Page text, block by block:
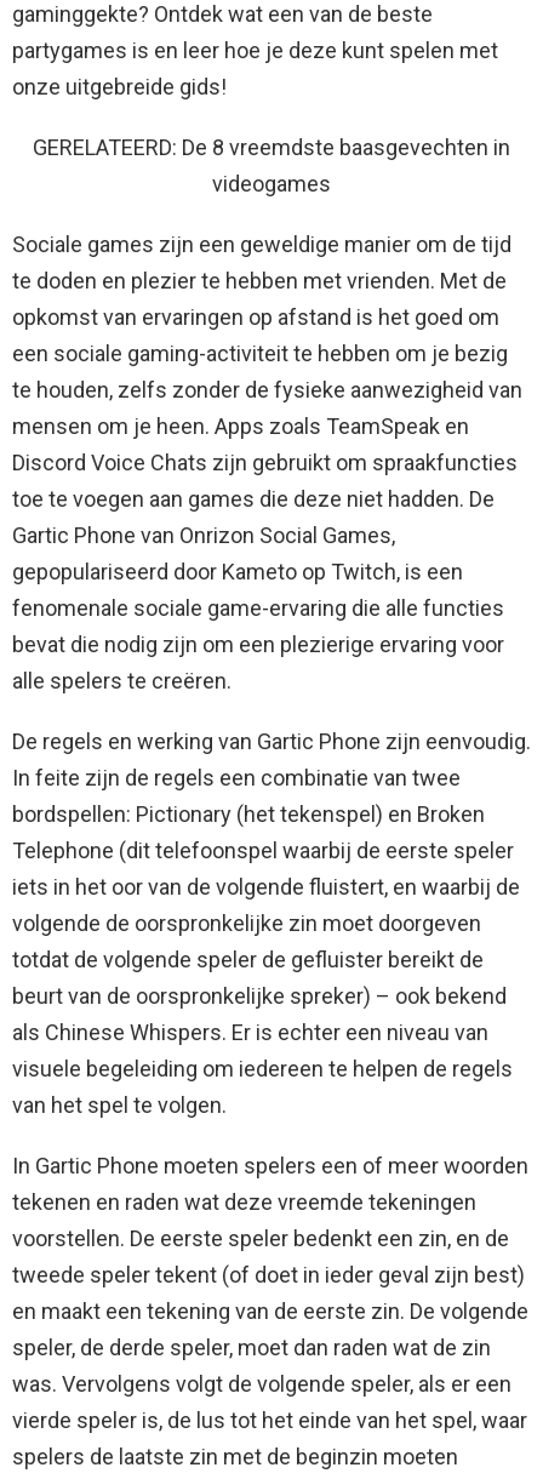
gaminggekte? Ontdek wat een van de beste
partygames is en leer hoe je deze kunt spelen met
onze uitgebreide gids!
GERELATEERD: De 8 vreemdste baasgevechten in
videogames
Sociale games zijn een geweldige manier om de tijd
te doden en plezier te hebben met vrienden. Met de
opkomst van ervaringen op afstand is het goed om
een ​​sociale gaming-activiteit te hebben om je bezig
te houden, zelfs zonder de fysieke aanwezigheid van
mensen om je heen. Apps zoals TeamSpeak en
Discord Voice Chats zijn gebruikt om spraakfuncties
toe te voegen aan games die deze niet hadden. De
Gartic Phone van Onrizon Social Games,
gepopulariseerd door Kameto op Twitch, is een
fenomenale sociale game-ervaring die alle functies
bevat die nodig zijn om een ​​plezierige ervaring voor
alle spelers te creëren.
De regels en werking van Gartic Phone zijn eenvoudig.
In feite zijn de regels een combinatie van twee
bordspellen: Pictionary (het tekenspel) en Broken
Telephone (dit telefoonspel waarbij de eerste speler
iets in het oor van de volgende fluistert, en waarbij de
volgende de oorspronkelijke zin moet doorgeven
totdat de volgende speler de gefluister bereikt de
beurt van de oorspronkelijke spreker) – ook bekend
als Chinese Whispers. Er is echter een niveau van
visuele begeleiding om iedereen te helpen de regels
van het spel te volgen.
In Gartic Phone moeten spelers een of meer woorden
tekenen en raden wat deze vreemde tekeningen
voorstellen. De eerste speler bedenkt een zin, en de
tweede speler tekent (of doet in ieder geval zijn best)
en maakt een tekening van de eerste zin. De volgende
speler, de derde speler, moet dan raden wat de zin
was. Vervolgens volgt de volgende speler, als er een
vierde speler is, de lus tot het einde van het spel, waar
spelers de laatste zin met de beginzin moeten